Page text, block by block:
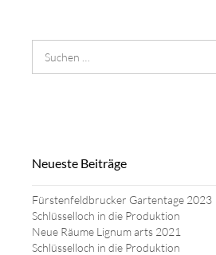
Suchen
nach:
Neueste Beiträge
Fürstenfeldbrucker Gartentage 2023
Schlüsselloch in die Produktion
Neue Räume Lignum arts 2021
Schlüsselloch in die Produktion